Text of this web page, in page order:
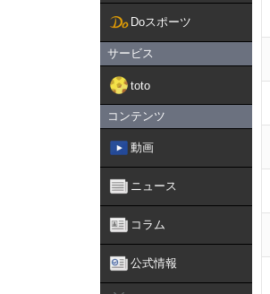
Doスポーツ
サービス
toto
コンテンツ
動画
ニュース
コラム
公式情報